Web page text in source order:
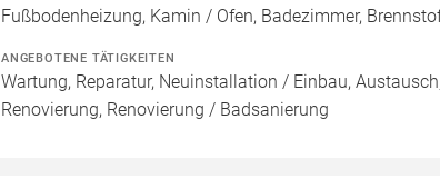
Fußbodenheizung, Kamin / Ofen, Badezimmer,
ANGEBOTENE TÄTIGKEITEN
Wartung, Reparatur, Neuinstallation / Einbau,
Renovierung, Renovierung / Badsanierung